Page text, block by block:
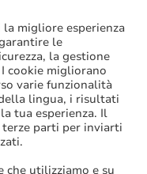
vecchi tetti di spesa
per l’aumento del
registrano i
per investimenti
migliore esperienza
le
la gestione
cookie migliorano
varie funzionalità
lingua, i risultati
tua esperienza. Il
parti per inviarti
che utilizziamo e su